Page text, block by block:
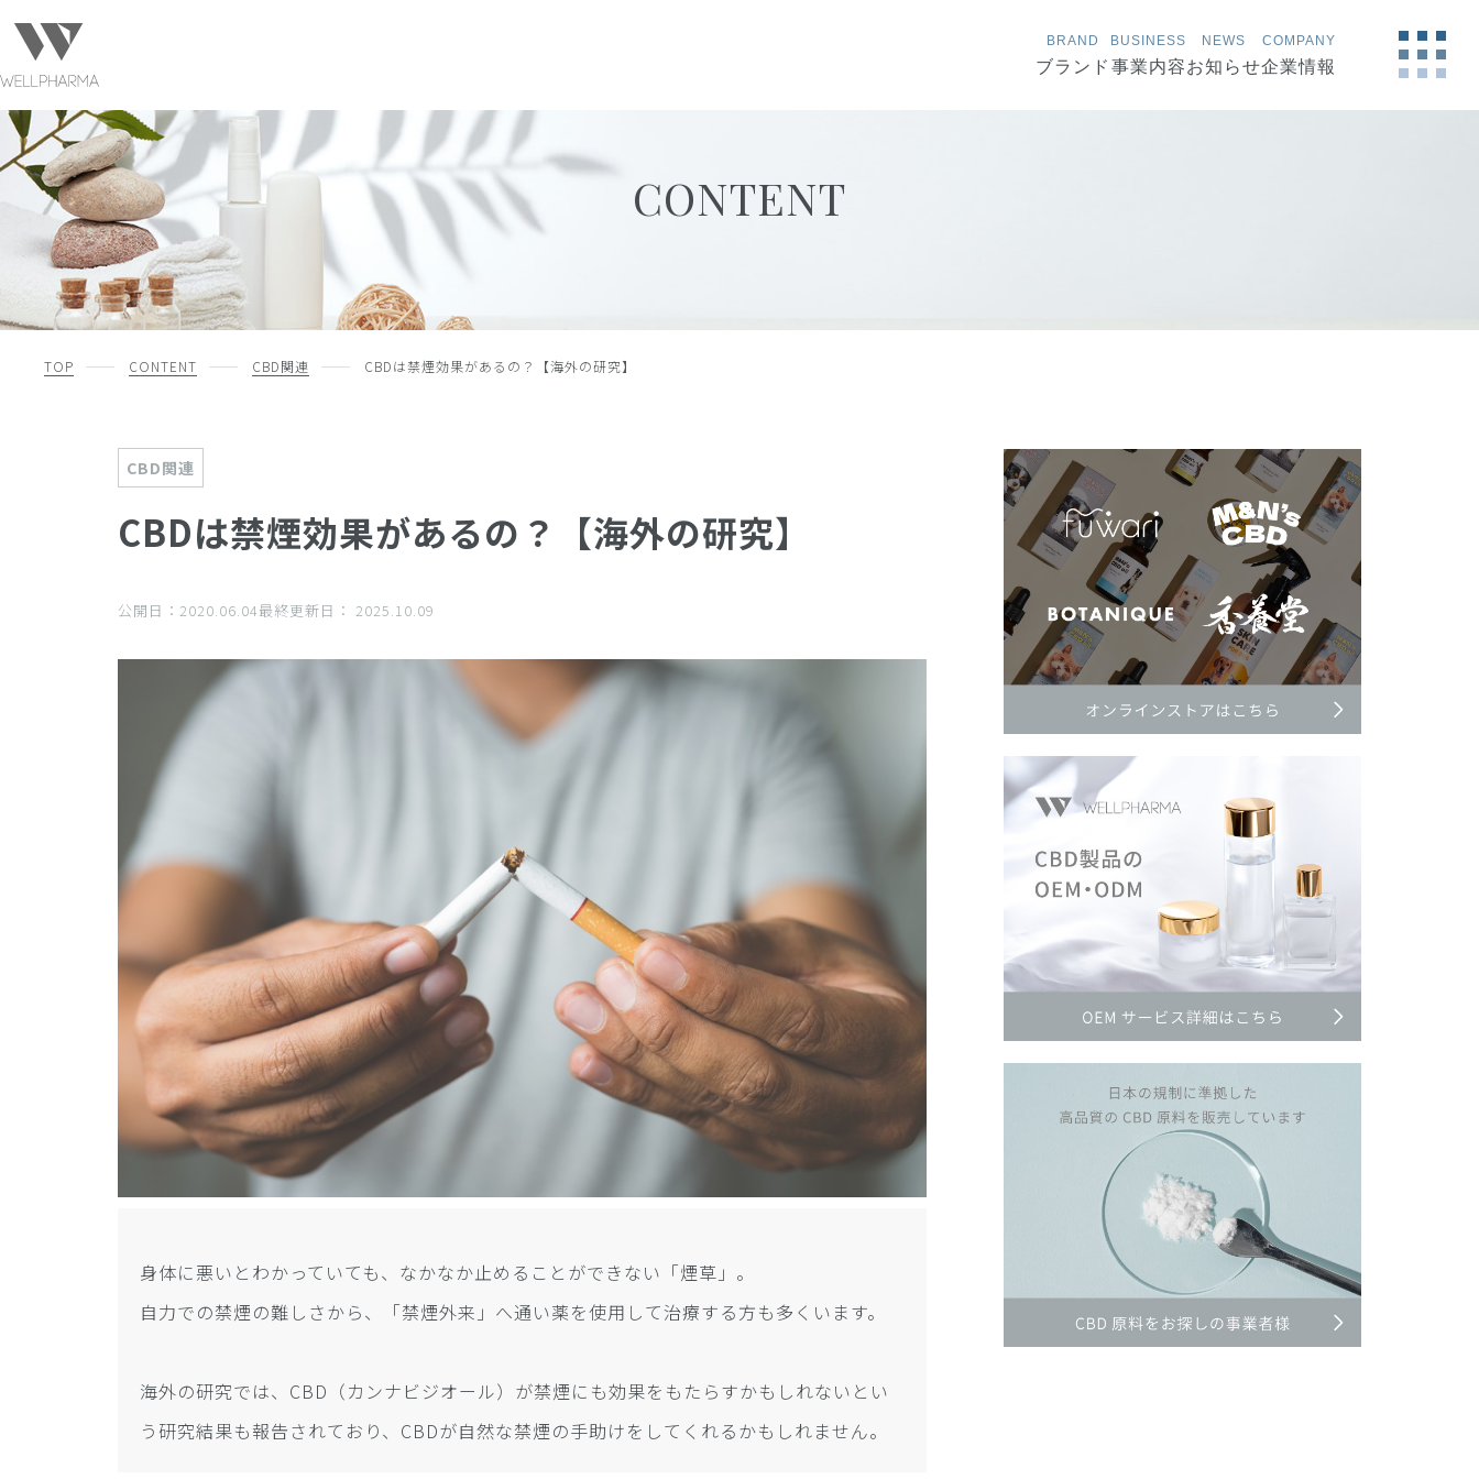
BRAND
ブランド
BUSINESS
事業内容
NEWS
お知らせ
COMPANY
企業情報
CONTENT
TOP CONTENT CBD関連 CBDは禁煙効果があるの？【海外の研究】
CBD関連
CBDは禁煙効果があるの？【海外の研究】
公開日： 2020.06.04最終更新日： 2025.10.09
身体に悪いとわかっていても、なかなか止めることができない「煙草」。
自力での禁煙の難しさから、「禁煙外来」へ通い薬を使用して治療する方も多くいます。
海外の研究では、CBD（カンナビジオール）が禁煙にも効果をもたらすかもしれないとい
う研究結果も報告されており、CBDが自然な禁煙の手助けをしてくれるかもしれません。